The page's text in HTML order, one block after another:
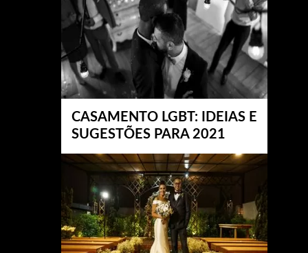
CASAMENTO LGBT: IDEIAS E
SUGESTÕES PARA 2021